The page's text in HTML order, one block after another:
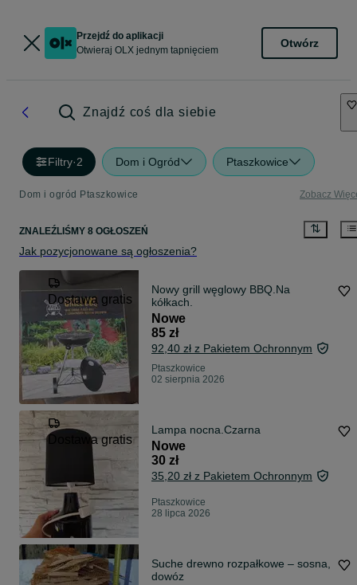
Przejdź do aplikacji
Otwieraj OLX jednym tapnięciem
Otwórz
Znajdź coś dla siebie
Filtry·2 Dom i Ogród Ptaszkowice
Dom i ogród Ptaszkowice Zobacz
ZNALEŹLIŚMY 8 OGŁOSZEŃ
Jak pozycjonowane są ogłoszenia?
Dostawa gratis
Nowy grill węglowy BBQ.Na
kółkach.
Nowe
85 zł
92,40 zł z Pakietem Ochronnym
Ptaszkowice
02 sierpnia 2026
Dostawa gratis
Lampa nocna.Czarna
Nowe
30 zł
35,20 zł z Pakietem Ochronnym
Ptaszkowice
28 lipca 2026
Suche drewno rozpałkowe – sosna,
dowóz